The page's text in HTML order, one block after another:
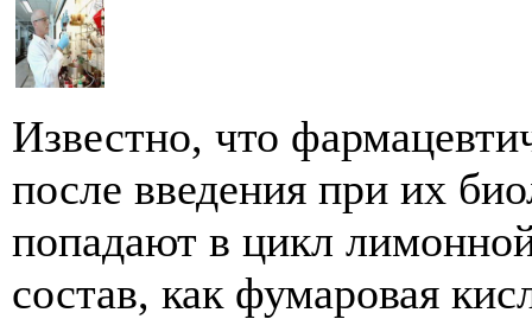
Известно, что
после введения при их
попадают в цикл
состав, как фумаровая